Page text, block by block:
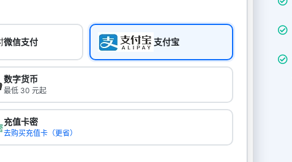
微信支付 支付宝
数字货币
最低 30 元起
充值卡密
去购买充值卡（更省）